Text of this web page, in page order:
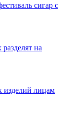
сигар с
на
изделий лицам